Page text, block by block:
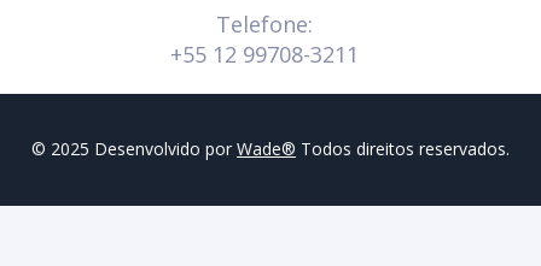
Telefone:
+55 12 99708-3211
© 2025 Desenvolvido por Wade® Todos direitos reservados.